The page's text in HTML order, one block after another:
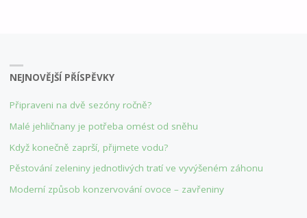
NEJNOVĚJŠÍ PŘÍSPĚVKY
Připraveni na dvě sezóny ročně?
Malé jehličnany je potřeba omést od sněhu
Když konečně zaprší, přijmete vodu?
Pěstování zeleniny jednotlivých tratí ve vyvýšeném záhonu
Moderní způsob konzervování ovoce – zavřeniny